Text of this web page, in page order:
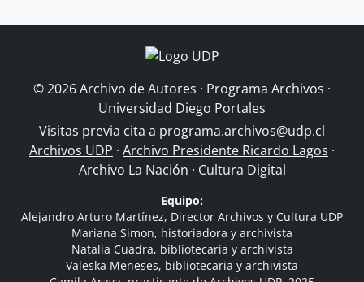
© 2026 Archivo de Autores · Programa Archivos ·
Universidad Diego Portales
Visitas previa cita a programa.archivos@udp.cl
Archivos UDP · Archivo Presidente Ricardo Lagos ·
Archivo La Nación · Cultura Digital
Equipo:
Alejandro Arturo Martínez, Director Archivos y Cultura UDP
Mariana Simon, historiadora y archivista
Natalia Cuadra, bibliotecaria y archivista
Valeska Meneses, bibliotecaria y archivista